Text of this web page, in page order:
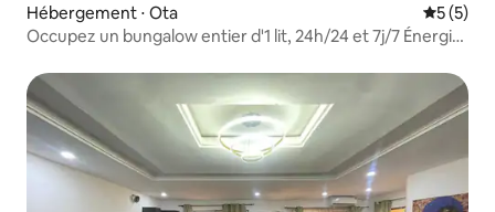
Hébergement ⋅ Ota
5 (5)
Occupez un bungalow entier d'1 lit, 24h/24 et 7j/7 Énergie